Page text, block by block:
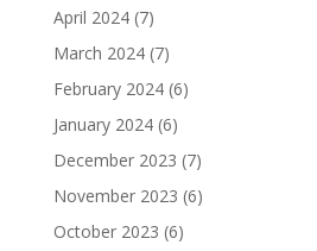
April 2024(7)
March 2024(7)
February 2024(6)
January 2024(6)
December 2023 (7)
November 2023 (6)
October 2023 (6)